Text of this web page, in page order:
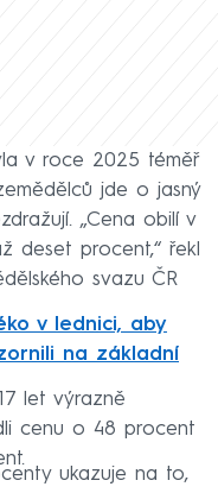
v roce 2025 téměř
jde o jasný
„Cena obilí v
deset procent,“ řekl
svazu ČR
v lednici, aby
na základní
let výrazně
cenu o 48 procent
ukazuje na to,